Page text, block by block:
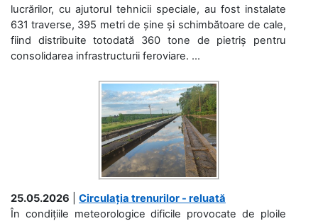
lucrărilor, cu ajutorul tehnicii speciale, au fost instalate
631 traverse, 395 metri de șine și schimbătoare de cale,
fiind distribuite totodată 360 tone de pietriș pentru
consolidarea infrastructurii feroviare. ...
25.05.2026
Circulația trenurilor - reluată
În condițiile meteorologice dificile provocate de ploile